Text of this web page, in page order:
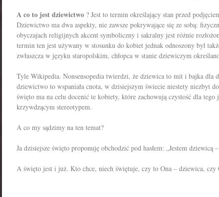
A co to jest dziewictwo ? Jest to termin określający stan przed
Dziewictwo ma dwa aspekty, nie zawsze pokrywające się ze sobą:
obyczajach religijnych akcent symboliczny i sakralny jest różnie
termin ten jest używany w stosunku do kobiet jednak odnoszony był
zwłaszcza w języku staropolskim, chłopca w stanie dziewiczym
Tyle Wikipedia. Nonsensopedia twierdzi, że dziewica to mit i bajka dla
dziewictwo to wspaniała cnota, w dzisiejszym świecie niestety niezbyt
święto ma na celu docenić te kobiety, które zachowują czystość dla tego
krzywdzącym stereotypem.
A co my sądzimy na ten temat?
Ja dzisiejsze święto proponuję obchodzić pod hasłem: „Jestem dziewicą
A święto jest i już. Kto chce, niech świętuje, czy to Ona – dziewica, czy